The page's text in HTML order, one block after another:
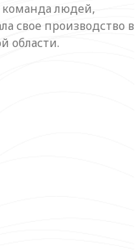
людей,
свое производство в
области.